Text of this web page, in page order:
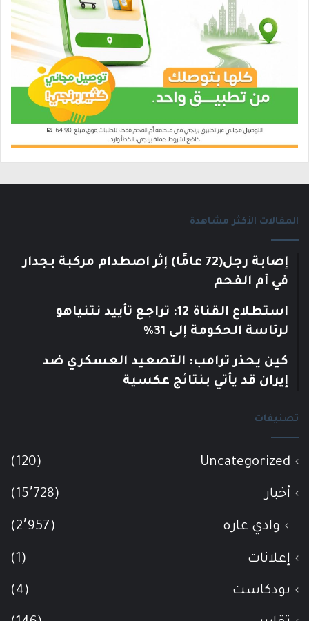
المقالات الأكثر مشاهدة
إصابة رجل(72 عامًا) إثر اصطدام مركبة بجدار
في أم الفحم
استطلاع القناة 12: تراجع تأييد نتنياهو
لرئاسة الحكومة إلى 31%
كين يحذر ترامب: التصعيد العسكري ضد
إيران قد يأتي بنتائج عكسية
تصنيفات
Uncategorized
(120)
أخبار (15٬728)
وادي عاره (2٬957)
إعلانات (1)
بودكاست (4)